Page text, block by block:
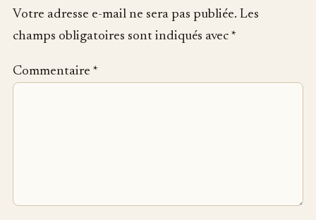
Votre adresse e-mail ne sera pas publiée. Les
champs obligatoires sont indiqués avec *
Commentaire *